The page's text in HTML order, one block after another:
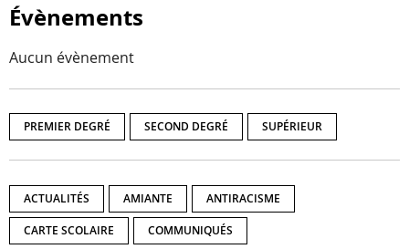
Évènements
Aucun évènement
PREMIER DEGRÉ SECOND DEGRÉ SUPÉRIEUR
ACTUALITÉS AMIANTE ANTIRACISME
CARTE SCOLAIRE COMMUNIQUÉS